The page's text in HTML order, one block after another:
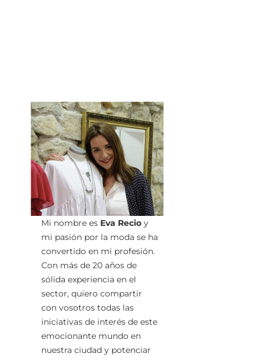
Mi nombre es Eva Recio y
mi pasión por la moda se ha
convertido en mi profesión.
Con más de 20 años de
sólida experiencia en el
sector, quiero compartir
con vosotros todas las
iniciativas de interés de este
emocionante mundo en
nuestra ciudad y potenciar